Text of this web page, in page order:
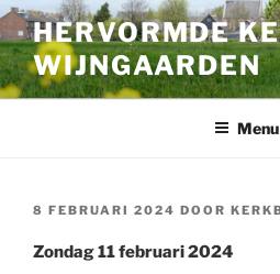
Ga
naar
de
inhoud
HERVORMDE
WIJNGAARDEN
Menu
GEPLAATST
8 FEBRUARI 2024 DOOR
Zondag 11 februari 2024